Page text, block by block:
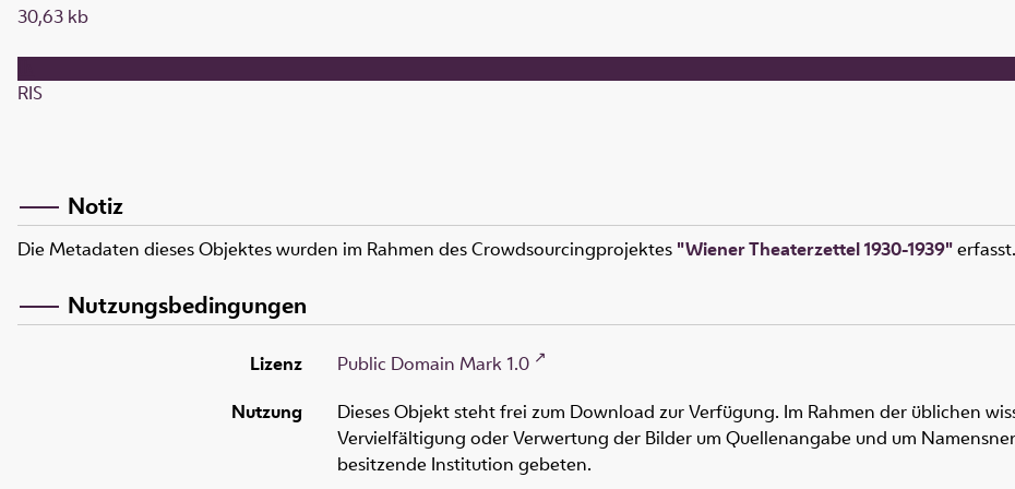
30,63 kb
RIS
Notiz
Die Metadaten dieses Objektes wurden im Rahmen des Crowdsourcingprojektes "Wiener Theaterzettel 1930-1939"erfasst.
Nutzungsbedingungen
Lizenz
Public Domain Mark 1.0
Nutzung
Dieses Objekt steht frei zum Download zur Verfügung. Im Rahmen der üblichen
Vervielfältigung oder Verwertung der Bilder um Quellenangabe und um
besitzende Institution gebeten.